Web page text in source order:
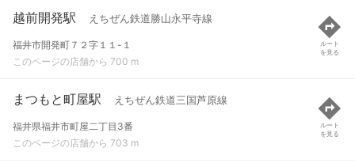
越前開発駅 えちぜん鉄道勝山永平寺線
福井市開発町７２字１１-１
このページの店舗から 700 m
ルート
を見る
まつもと町屋駅 えちぜん鉄道三国芦原線
福井県福井市町屋二丁目3番
このページの店舗から 703 m
ルート
を見る